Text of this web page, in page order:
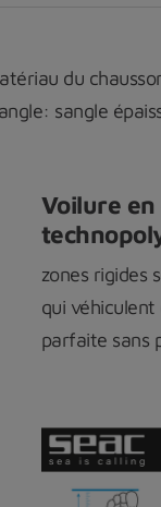
du
sangle
Voilure
zones rigides
qui
parfaite sans